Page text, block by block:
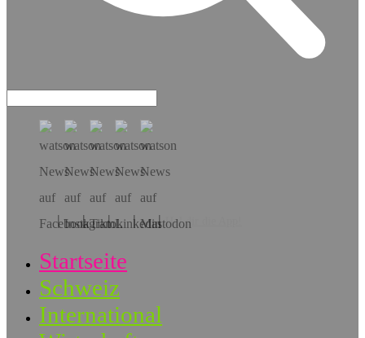
Hol dir die App!
Startseite
Schweiz
International